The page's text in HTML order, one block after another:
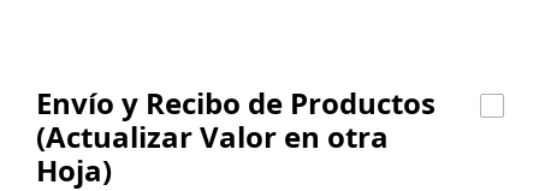
Envío y Recibo de Productos
(Actualizar Valor en otra
Hoja)